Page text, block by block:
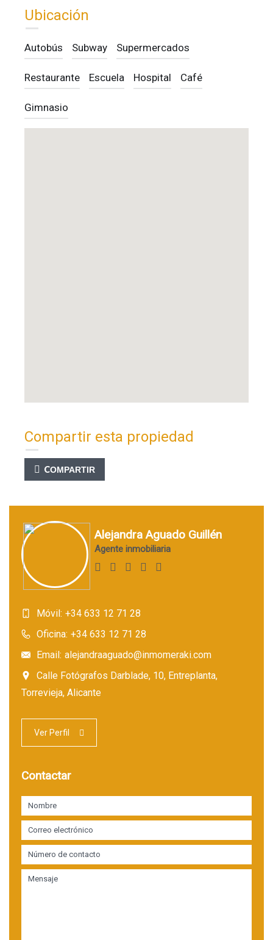
Ubicación
Autobús Subway Supermercados
Restaurante Escuela Hospital Café
Gimnasio
Compartir esta propiedad
COMPARTIR
Alejandra Aguado Guillén
Agente inmobiliaria
Móvil: +34 633 12 71 28
Oficina: +34 633 12 71 28
Email: alejandraaguado@inmomeraki.com
Calle Fotógrafos Darblade, 10, Entreplanta,
Torrevieja, Alicante
Ver Perfil
Contactar